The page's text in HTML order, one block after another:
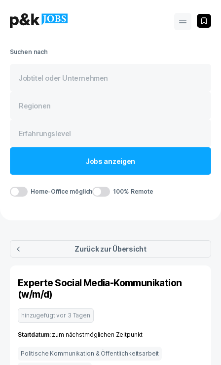
Suchen nach
Jobs anzeigen
Home-Office möglich 100% Remote
Zurück zur Übersicht
Experte Social Media-Kommunikation
(w/m/d)
hinzugefügt vor 3 Tagen
Startdatum: zum nächstmöglichen Zeitpunkt
Politische Kommunikation & Öffentlichkeitsarbeit